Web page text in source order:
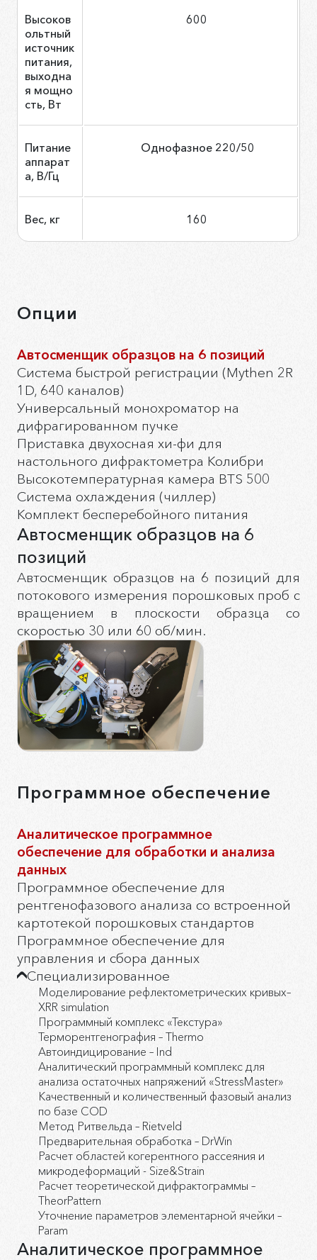
Высоков
ольтный
источник
питания,
выходна
я мощно
сть, Вт
600
Питание
аппарат
а, В/Гц
Однофазное 220/50
Вес, кг 160
Опции
Автосменщик образцов на 6 позиций
Система быстрой регистрации (Mythen 2R
1D, 640 каналов)
Универсальный монохроматор на
дифрагированном пучке
Приставка двухосная хи-фи для
настольного дифрактометра Колибри
Высокотемпературная камера BTS 500
Система охлаждения (чиллер)
Комплект бесперебойного питания
Автосменщик образцов на 6
позиций
Автосменщик образцов на 6 позиций для
потокового измерения порошковых проб с
вращением в плоскости образца со
скоростью 30 или 60 об/мин.
Программное обеспечение
Аналитическое программное
обеспечение для обработки и анализа
данных
Программное обеспечение для
рентгенофазового анализа со встроенной
картотекой порошковых стандартов
Программное обеспечение для
управления и сбора данных
Специализированное
Моделирование рефлектометрических кривых–
XRR simulation
Программный комплекс «Текстура»
Терморентгенография – Thermo
Автоиндицирование – Ind
Аналитический программный комплекс для
анализа остаточных напряжений «StressMaster»
Качественный и количественный фазовый анализ
по базе COD
Метод Ритвельда – Rietveld
Предварительная обработка – DrWin
Расчет областей когерентного рассеяния и
микродеформаций - Size&Strain
Расчет теоретической дифрактограммы –
TheorPattern
Уточнение параметров элементарной ячейки –
Param
Аналитическое программное